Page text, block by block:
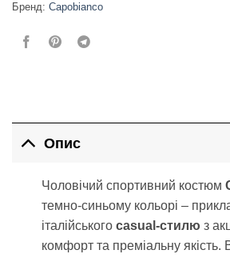
Бренд: Capobianco
Опис
Чоловічий спортивний костюм
темно-синьому кольорі –
італійського casual-стилю з
комфорт та преміальну якість.